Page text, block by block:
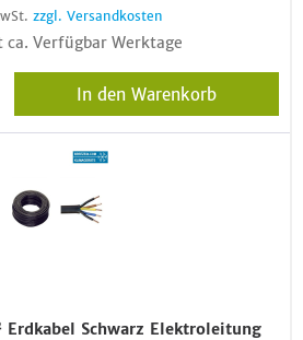
zzgl. Versandkosten
ca. Verfügbar Werktage
In den Warenkorb
Erdkabel Schwarz Elektroleitung